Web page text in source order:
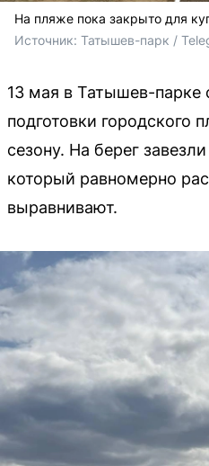
На пляже пока закрыто для
Источник: Татышев-парк /
13 мая в Татышев-
подготовки городского
сезону. На берег
который равномерно
выравнивают.